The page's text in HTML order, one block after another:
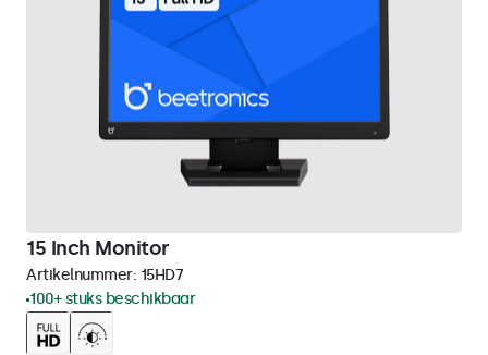
15 Inch Monitor
Artikelnummer: 15HD7
100+ stuks beschikbaar